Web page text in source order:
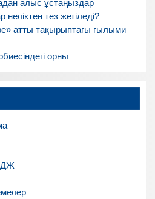
алыс ұстаңыздар
тез жетіледі?
атты тақырыптағы ғылыми
орны